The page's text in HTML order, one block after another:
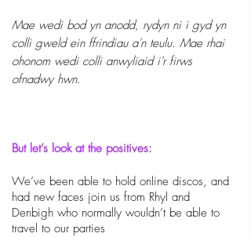
Mae wedi bod yn anodd, rydyn ni i gyd yn
colli gweld ein ffrindiau a'n teulu. Mae rhai
ohonom wedi colli anwyliaid i'r firws
ofnadwy hwn.
But let’s look at the positives:
We’ve been able to hold online discos, and
had new faces join us from Rhyl and
Denbigh who normally wouldn’t be able to
travel to our parties